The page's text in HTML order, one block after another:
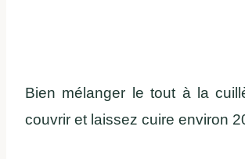
Bien mélanger le tout à la
couvrir et laissez cuire environ